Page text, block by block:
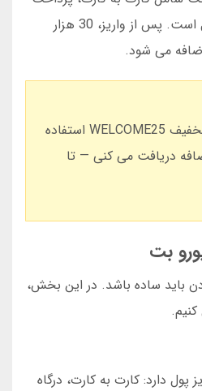
آنلاین و کیف پول دیجیتال است. پس از واریز، 30 هزار
می شود.
برای اولین واریز، از کد تخفیف WELCOME25 استفاده
اضافه دریافت می کنی — تا
بت
باید ساده باشد. در این بخش،
پول دارد: کارت به کارت، درگاه